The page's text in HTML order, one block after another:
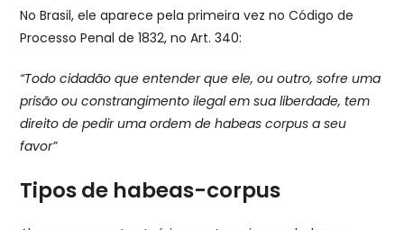
No Brasil, ele aparece pela primeira vez no Código de
Processo Penal de 1832, no Art. 340:
“Todo cidadão que entender que ele, ou outro, sofre uma
prisão ou constrangimento ilegal em sua liberdade, tem
direito de pedir uma ordem de habeas corpus a seu
favor”
Tipos de habeas-corpus